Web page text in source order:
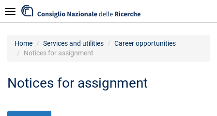
to
main
Navigazione
Home Services and utilities
Career opportunities
Notices for assignment
Notices for assignment